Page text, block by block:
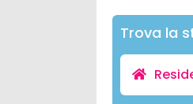
Trova la